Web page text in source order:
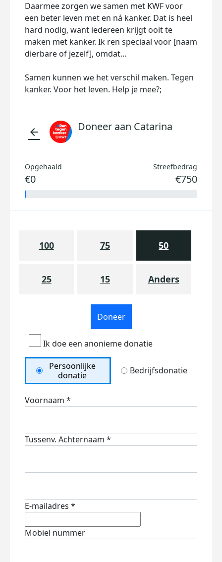
Daarmee zorgen we samen met KWF voor
een beter leven met en ná kanker. Dat is heel
hard nodig, want iedereen krijgt ooit te
maken met kanker. Ik ren speciaal voor [naam
dierbare of jezelf], omdat…
Samen kunnen we het verschil maken. Tegen
kanker. Voor het leven. Help je mee?;
arrow_back Doneer aan Catarina
Opgehaald
€0
Streefbedrag
€750
100 75 50
25 15 Anders
Doneer
Ik doe een anonieme donatie
Persoonlijke
donatie
Bedrijfsdonatie
Voornaam *
Tussenv. Achternaam *
E-mailadres *
Mobiel nummer